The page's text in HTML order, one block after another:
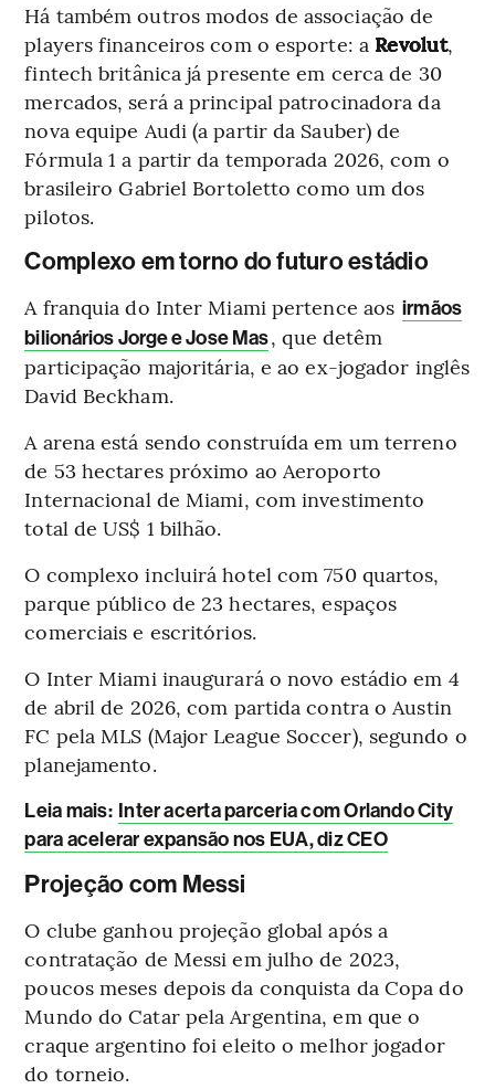
Há também outros modos de associação de
players financeiros com o esporte: a Revolut,
fintech britânica já presente em cerca de 30
mercados, será a principal patrocinadora da
nova equipe Audi (a partir da Sauber) de
Fórmula 1 a partir da temporada 2026, com o
brasileiro Gabriel Bortoletto como um dos
pilotos.
Complexo em torno do futuro estádio
A franquia do Inter Miami pertence aos irmãos
bilionários Jorge e Jose Mas, que detêm
participação majoritária, e ao ex-jogador inglês
David Beckham.
A arena está sendo construída em um terreno
de 53 hectares próximo ao Aeroporto
Internacional de Miami, com investimento
total de US$ 1 bilhão.
O complexo incluirá hotel com 750 quartos,
parque público de 23 hectares, espaços
comerciais e escritórios.
O Inter Miami inaugurará o novo estádio em 4
de abril de 2026, com partida contra o Austin
FC pela MLS (Major League Soccer), segundo o
planejamento.
Leia mais: Inter acerta parceria com Orlando City
para acelerar expansão nos EUA, diz CEO
Projeção com Messi
O clube ganhou projeção global após a
contratação de Messi em julho de 2023,
poucos meses depois da conquista da Copa do
Mundo do Catar pela Argentina, em que o
craque argentino foi eleito o melhor jogador
do torneio.